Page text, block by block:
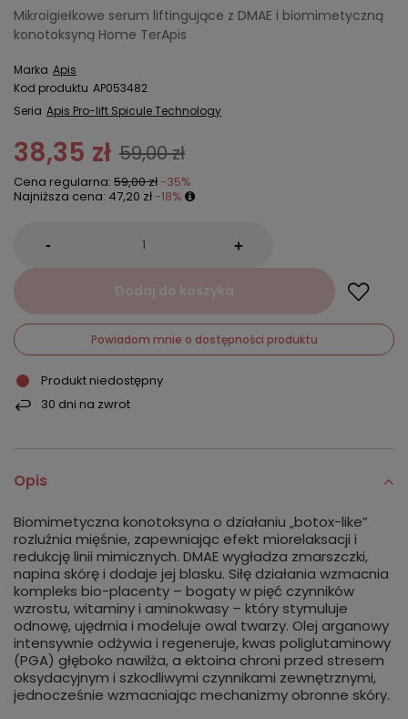
Mikroigiełkowe serum liftingujące z DMAE i biomimetyczną
konotoksyną Home TerApis
Marka Apis
Kod produktu AP053482
Seria Apis Pro-lift Spicule Technology
38,35 zł 59,00 zł
Cena regularna: 59,00 zł -35%
Najniższa cena: 47,20 zł -18%
- +
Dodaj do koszyka
Powiadom mnie o dostępności produktu
Produkt niedostępny
30 dni na zwrot
Opis
Biomimetyczna konotoksyna o działaniu „botox-like”
rozluźnia mięśnie, zapewniając efekt miorelaksacji i
redukcję linii mimicznych. DMAE wygładza zmarszczki,
napina skórę i dodaje jej blasku. Siłę działania wzmacnia
kompleks bio-placenty – bogaty w pięć czynników
wzrostu, witaminy i aminokwasy – który stymuluje
odnowę, ujędrnia i modeluje owal twarzy. Olej arganowy
intensywnie odżywia i regeneruje, kwas poliglutaminowy
(PGA) głęboko nawilża, a ektoina chroni przed stresem
oksydacyjnym i szkodliwymi czynnikami zewnętrznymi,
jednocześnie wzmacniając mechanizmy obronne skóry.